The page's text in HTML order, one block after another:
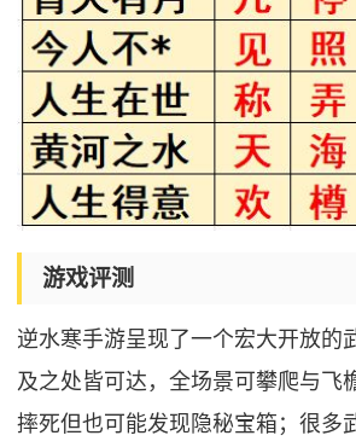
游戏评测
逆水寒手游呈现了一个宏大开放的
及之处皆可达，全场景可攀爬与飞
摔死但也可能发现隐秘宝箱；很多